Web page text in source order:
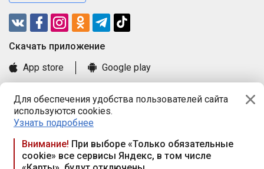
Для обеспечения удобства пользователей сайта
используются cookies.
Узнать подробнее
Внимание! При выборе «Только обязательные
cookie» все сервисы Яндекс, в том числе
Cкачать приложение
App store
Google play
Книга замечаний и предложений
Правила и документы
Praca.by © 2000—2026, ООО «ПРАЦА БАЙ»
Республика Беларусь, 220114, г. Минск, пр-т Независимости
117а, пом. № 9.